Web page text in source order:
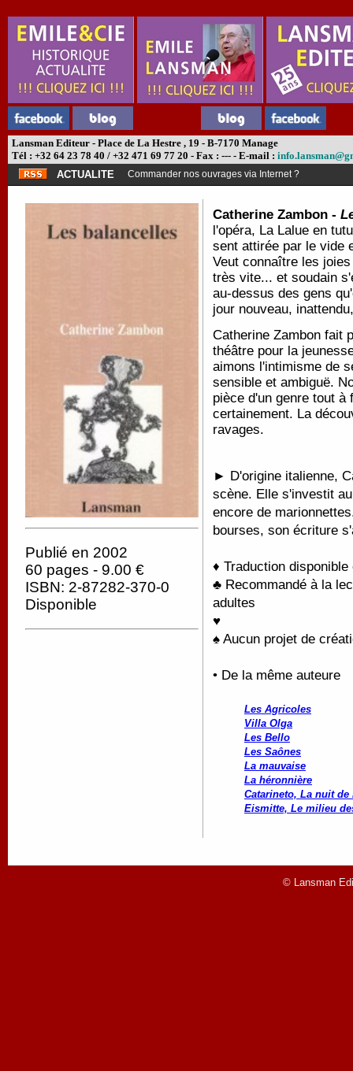
Lansman Editeur - Place de La Hestre , 19 - B-7170 Manage
Tél : +32 64 23 78 40 / +32 471 69 77 20 - Fax : --- - E-mail :
ACTUALITE
Commander nos ouvrages via Internet ?
Publié en 2002
60 pages - 9.00 €
ISBN: 2-87282-370-0
Disponible
Catherine Zambon -
l'opéra, La Lalue en
sent attirée par le vide
Veut connaître les
très vite... et soudain
au-dessus des gens
jour nouveau,
Catherine Zambon fait
théâtre pour la
aimons l'intimisme de
sensible et ambiguë.
pièce d'un genre tout
certainement. La
ravages.
► D'origine italienne,
scène. Elle s'investit
encore de
bourses, son écriture
♦ Traduction
♣ Recommandé à la
adultes
♥
♠ Aucun projet de
• De la même auteure
Les Agricoles
Villa Olga
Les Bello
Les Saônes
La mauvaise
La héronnière
Catarineto, La nuit de
Eismitte, Le milieu
© Lansman